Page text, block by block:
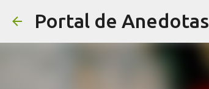
Portal de Anedotas